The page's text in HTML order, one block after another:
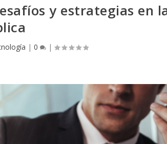
y estrategias en
| 0 |